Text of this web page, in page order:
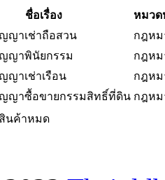
ชื่อเรื่อง
หมว
ญาเช่าถือสวน
กฎหม
ญาพินัยกรรม
กฎหม
ญาเช่าเรือน
กฎหม
ญาซื้อขายกรรมสิทธิ์ที่ดิน กฎหม
สินค้าหมด